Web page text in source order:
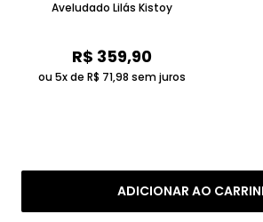
ADICIONAR AO
Aveludado Lilás Kistoy
R$ 359,90
ou 5x de R$ 71,98 sem juros